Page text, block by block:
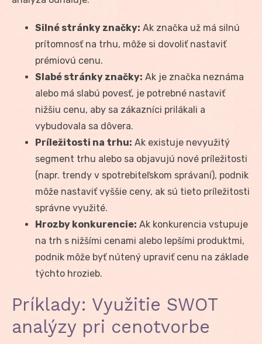
Silné stránky značky: Ak značka už má silnú
prítomnosť na trhu, môže si dovoliť nastaviť
prémiovú cenu.
Slabé stránky značky: Ak je značka neznáma
alebo má slabú povesť, je potrebné nastaviť
nižšiu cenu, aby sa zákazníci prilákali a
vybudovala sa dôvera.
Príležitosti na trhu: Ak existuje nevyužitý
segment trhu alebo sa objavujú nové príležitosti
(napr. trendy v spotrebiteľskom správaní), podnik
môže nastaviť vyššie ceny, ak sú tieto príležitosti
správne využité.
Hrozby konkurencie: Ak konkurencia vstupuje
na trh s nižšími cenami alebo lepšími produktmi,
podnik môže byť nútený upraviť cenu na základe
týchto hrozieb.
Príklady: Využitie SWOT
analýzy pri cenotvorbe